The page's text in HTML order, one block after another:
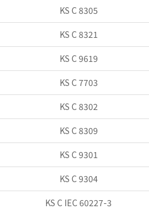
KS C 8305
KS C 8321
KS C 9619
KS C 7703
KS C 8302
KS C 8309
KS C 9301
KS C 9304
KS C IEC 60227-3